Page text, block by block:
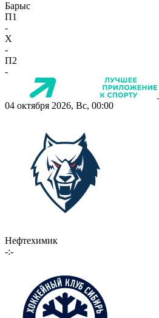
Барыс
П1
-
X
-
П2
-
04 октября 2026, Вс, 00:00
Нефтехимик
-:-